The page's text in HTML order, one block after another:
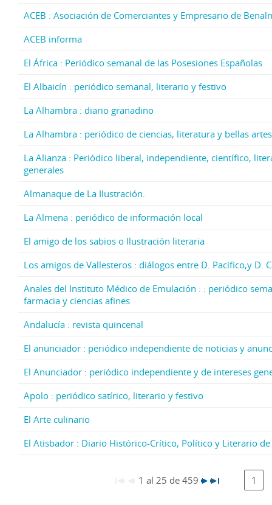
ACEB : Asociación de Comerciantes y Empresario de
ACEB informa
El África : Periódico semanal de las Posesiones Españolas
El Albaicín : periódico semanal, literario y festivo
La Alhambra : diario granadino
La Alhambra : periódico de ciencias, literatura y bellas artes
La Alianza : Periódico liberal, independiente, científico,
generales
Almanaque de La Ilustración.
La Almena : periódico de información local
El amigo de los sabios o Ilustración literaria
Los amigos de Vallesteros : diálogos entre D. Pacifico,y D.
Anales del Instituto Médico de Emulación : : periódico
farmacia y ciencias afines
Andalucía : revista quincenal
El anunciador : periódico independiente de noticias y
El Anunciador : periódico independiente y de intereses
Apolo : periódico satírico, literario y festivo
El Arte culinario
El Atisbador : Diario Histórico-Crítico, Político y Literario
1 al 25 de 459 1